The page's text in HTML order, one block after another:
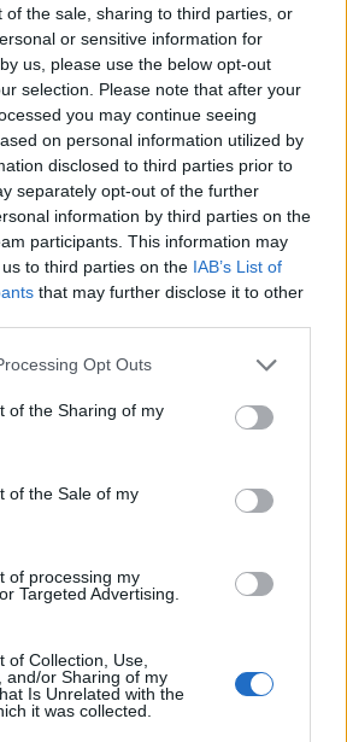
of the sale, sharing to third parties, or
or sensitive information for
us, please use the below opt-out
selection. Please note that after your
you may continue seeing
on personal information utilized by
disclosed to third parties prior to
separately opt-out of the further
information by third parties on the
participants. This information may
to third parties on the IAB’s List of
that may further disclose it to other
Opt Outs
of the Sharing of my
of the Sale of my
of processing my
Targeted Advertising.
of Collection, Use,
and/or Sharing of my
Is Unrelated with the
it was collected.
τη γνωμάτευση
Για οποιοδήποτε
έχετε,
σε κάποιο
υγείας.
,εμετός ,κοιλιά,παχύ
στην κοιλιά,πυρετός,
για όσους κάνουν θεραπεία